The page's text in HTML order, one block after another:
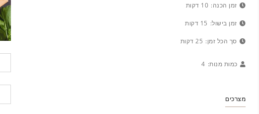
זמן הכנה: 10 דקות
זמן בישול: 15 דקות
סך הכל זמן: 25 דקות
כמות מנות: 4
מצרכים